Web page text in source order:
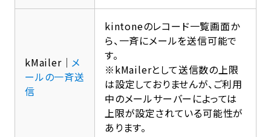
kMailer｜ メ
ールの一斉送
信
kintoneのレコード一覧画面か
ら、一斉にメールを送信可能で
す。
※kMailerとして送信数の上限
は設定しておりませんが、ご利用
中のメールサーバーによっては
上限が設定されている可能性が
あります。